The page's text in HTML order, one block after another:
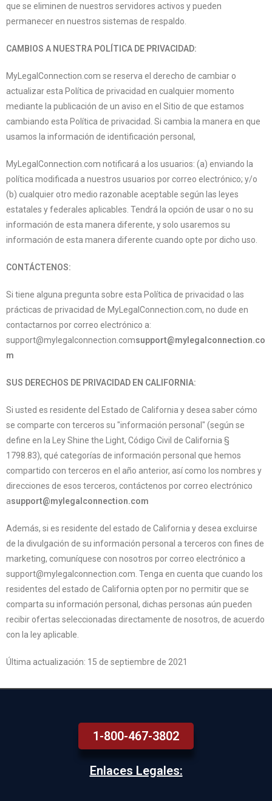
que se eliminen de nuestros servidores activos y pueden
permanecer en nuestros sistemas de respaldo.
CAMBIOS A NUESTRA POLÍTICA DE PRIVACIDAD:
MyLegalConnection.com se reserva el derecho de cambiar o
actualizar esta Política de privacidad en cualquier momento
mediante la publicación de un aviso en el Sitio de que estamos
cambiando esta Política de privacidad. Si cambia la manera en que
usamos la información de identificación personal,
MyLegalConnection.com notificará a los usuarios: (a) enviando la
política modificada a nuestros usuarios por correo electrónico; y/o
(b) cualquier otro medio razonable aceptable según las leyes
estatales y federales aplicables. Tendrá la opción de usar o no su
información de esta manera diferente, y solo usaremos su
información de esta manera diferente cuando opte por dicho uso.
CONTÁCTENOS:
Si tiene alguna pregunta sobre esta Política de privacidad o las
prácticas de privacidad de MyLegalConnection.com, no dude en
contactarnos por correo electrónico a:
support@mylegalconnection.comsupport@mylegalconnection.co
m
SUS DERECHOS DE PRIVACIDAD EN CALIFORNIA:
Si usted es residente del Estado de California y desea saber cómo
se comparte con terceros su "información personal" (según se
define en la Ley Shine the Light, Código Civil de California §
1798.83), qué categorías de información personal que hemos
compartido con terceros en el año anterior, así como los nombres y
direcciones de esos terceros, contáctenos por correo electrónico
asupport@mylegalconnection.com
Además, si es residente del estado de California y desea excluirse
de la divulgación de su información personal a terceros con fines de
marketing, comuníquese con nosotros por correo electrónico a
support@mylegalconnection.com. Tenga en cuenta que cuando los
residentes del estado de California opten por no permitir que se
comparta su información personal, dichas personas aún pueden
recibir ofertas seleccionadas directamente de nosotros, de acuerdo
con la ley aplicable.
Última actualización: 15 de septiembre de 2021
1-800-467-3802
Enlaces Legales: